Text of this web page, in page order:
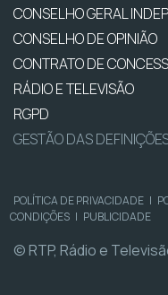
CONSELHO GERAL
CONSELHO DE OPINIÃO
CONTRATO DE
RÁDIO E TELEVISÃO
RGPD
GESTÃO DAS
POLÍTICA DE PRIVACIDADE |
CONDIÇÕES | PUBLICIDADE
© RTP, Rádio e